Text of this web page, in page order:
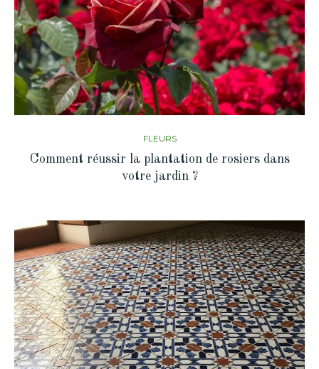
FLEURS
Comment réussir la plantation de rosiers dans
votre jardin ?